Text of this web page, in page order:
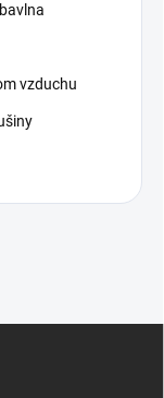
vzduchu